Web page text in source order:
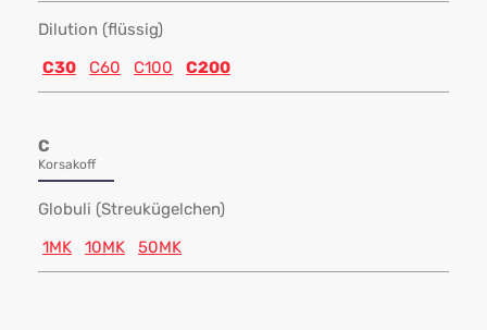
Dilution (flüssig)
C30
C60 C100 C200
C
Korsakoff
Globuli (Streukügelchen)
1MK
10MK 50MK